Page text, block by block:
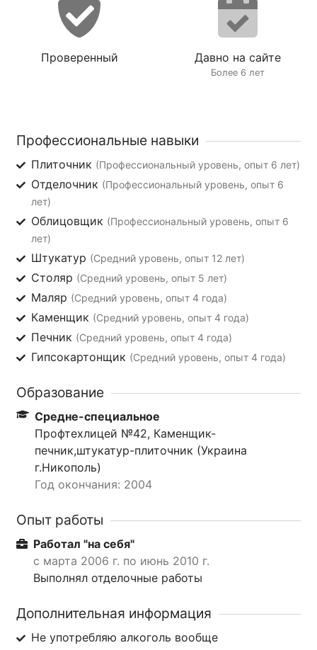
Проверенный Давно на сайте
Более 6 лет
Профессиональные навыки
Плиточник (Профессиональный уровень, опыт 6 лет)
Отделочник (Профессиональный уровень, опыт 6
лет)
Облицовщик (Профессиональный уровень, опыт 6
лет)
Штукатур (Средний уровень, опыт 12 лет)
Столяр (Средний уровень, опыт 5 лет)
Маляр (Средний уровень, опыт 4 года)
Каменщик (Средний уровень, опыт 4 года)
Печник (Средний уровень, опыт 4 года)
Гипсокартонщик (Средний уровень, опыт 4 года)
Образование
Средне-специальное
Профтехлицей №42, Каменщик-
печник,штукатур-плиточник (Украина
г.Никополь)
Год окончания: 2004
Опыт работы
Работал "на себя"
с марта 2006 г. по июнь 2010 г.
Выполнял отделочные работы
Дополнительная информация
Не употребляю алкоголь вообще